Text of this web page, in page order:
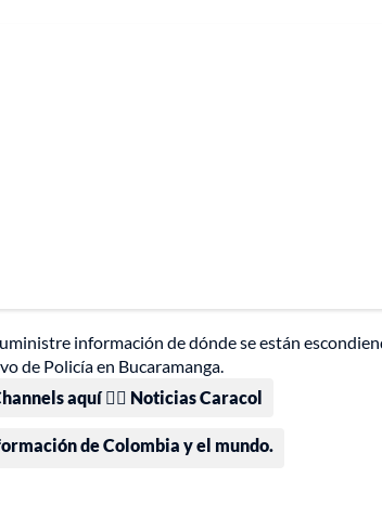
información de dónde se están
de Policía en Bucaramanga.
aquí 👉🏻 Noticias Caracol
de Colombia y el mundo.